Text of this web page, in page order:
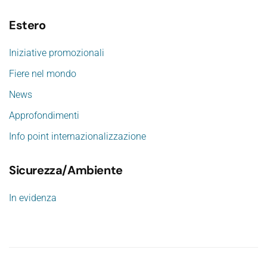
Estero
Iniziative promozionali
Fiere nel mondo
News
Approfondimenti
Info point internazionalizzazione
Sicurezza/Ambiente
In evidenza